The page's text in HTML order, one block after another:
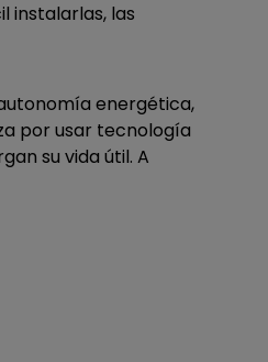
instalarlas, las
energética,
por usar tecnología
su vida útil. A